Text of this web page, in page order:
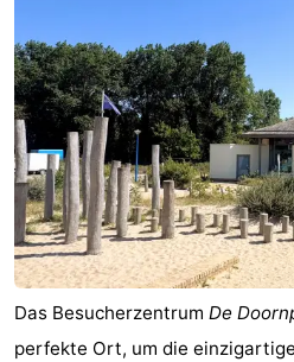
Das Besucherzentrum De
perfekte Ort, um die